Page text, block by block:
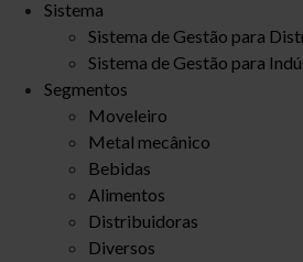
Sistema
Sistema de Gestão para
Sistema de Gestão para
Segmentos
Moveleiro
Metal mecânico
Bebidas
Alimentos
Distribuidoras
Diversos